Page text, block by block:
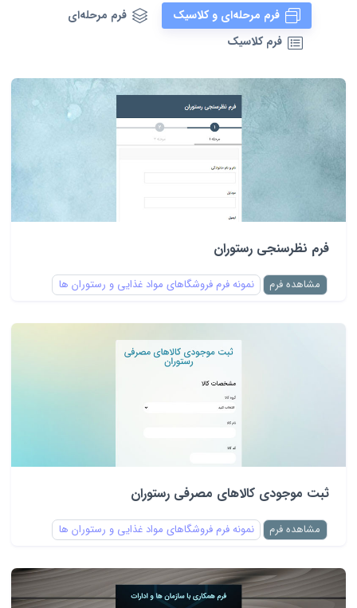
فرم مرحله‌ای و کلاسیک
فرم مرحله‌ای
فرم کلاسیک
فرم نظرسنجی رستوران
مشاهده فرم نمونه فرم فروشگاهای مواد غذایی و رستوران ها
ثبت موجودی کالاهای مصرفی رستوران
مشاهده فرم نمونه فرم فروشگاهای مواد غذایی و رستوران ها